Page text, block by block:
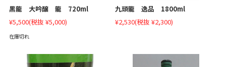
黒龍 大吟醸 龍 720ml
¥5,500(税抜 ¥5,000)
在庫切れ
九頭龍 逸品 1800ml
¥2,530(税抜 ¥2,300)